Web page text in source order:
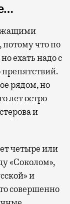
что по
ехать надо с
рядом, но
лет остро
и
четыре или
«Соколом»,
и
совершенно